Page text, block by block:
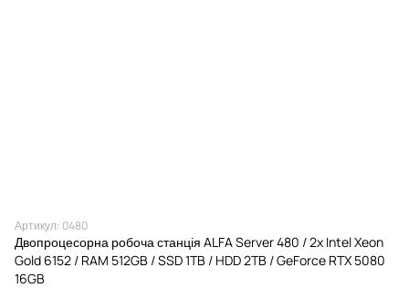
Артикул: 0480
Двопроцесорна робоча станція ALFA Server 480 / 2x Intel Xeon
Gold 6152 / RAM 512GB / SSD 1TB / HDD 2TB / GeForce RTX 5080
16GB